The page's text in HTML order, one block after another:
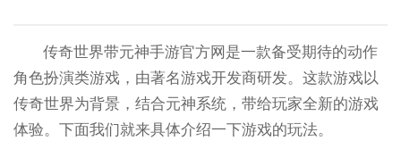
传奇世界带元神手游官方网是一款备受期待的动作
角色扮演类游戏，由著名游戏开发商研发。这款游戏以
传奇世界为背景，结合元神系统，带给玩家全新的游戏
体验。下面我们就来具体介绍一下游戏的玩法。